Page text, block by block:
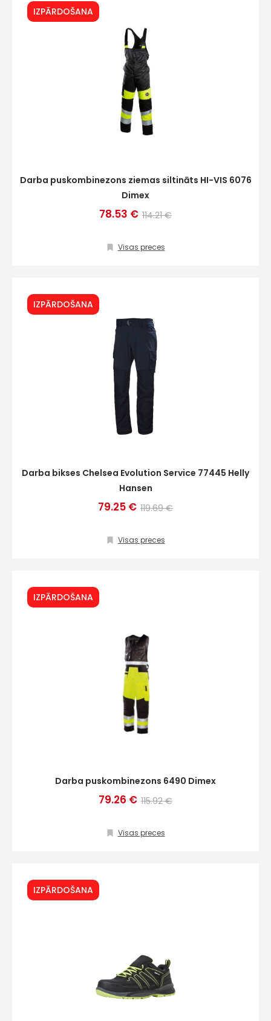
IZPĀRDOŠANA
Darba puskombinezons ziemas siltināts HI-VIS 6076
Dimex
78.53 € 114.21 €
Visas preces
IZPĀRDOŠANA
Darba bikses Chelsea Evolution Service 77445 Helly
Hansen
79.25 € 119.69 €
Visas preces
IZPĀRDOŠANA
Darba puskombinezons 6490 Dimex
79.26 € 115.92 €
Visas preces
IZPĀRDOŠANA